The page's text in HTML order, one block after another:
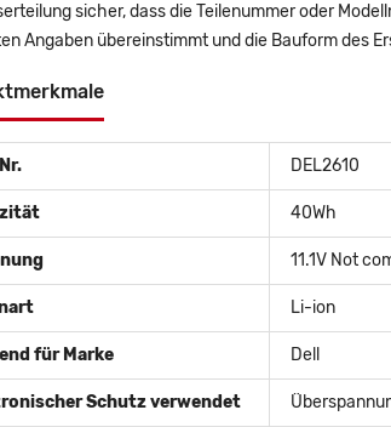
sicher, dass die Teilenummer oder
Angaben übereinstimmt und die Bauform des
DEL2610
40Wh
11.1V Not
Li-ion
für Marke Dell
Schutz verwendet